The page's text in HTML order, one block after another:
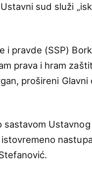
sud služi
i pravde (SSP)
prava i hram
prošireni
sastavom